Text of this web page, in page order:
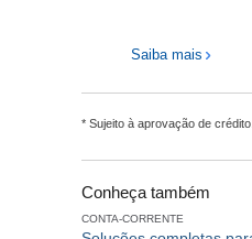
Saiba mais
* Sujeito à aprovação de crédito.
Conheça também
CONTA-CORRENTE